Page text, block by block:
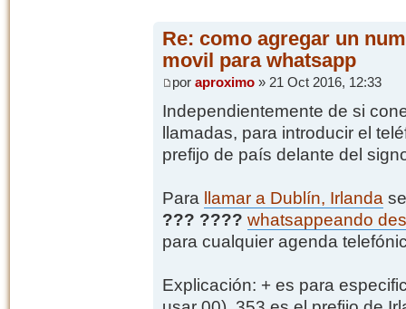
Re: como agregar un
movil para whatsapp
por aproximo» 21 Oct 2016, 12:33
Independientemente de si
llamadas, para introducir el
prefijo de país delante del
Para llamar a Dublín, Irlanda
??? ???? whatsappeando
para cualquier agenda
Explicación: + es para